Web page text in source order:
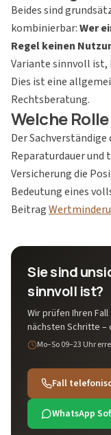
Beides sind
kombinierbar:Wer
Regel keinen
Variante sinnvoll
Dies ist eine
Rechtsberatung.
Welche
Der
Reparaturdauer und
Versicherung die
Bedeutung eines
Beitrag
Sie sind
sinnvoll ist?
Wir prüfen Ihren
nächsten Schritte –
Mo–So 09–23 Uhr
Fall
WhatsApp